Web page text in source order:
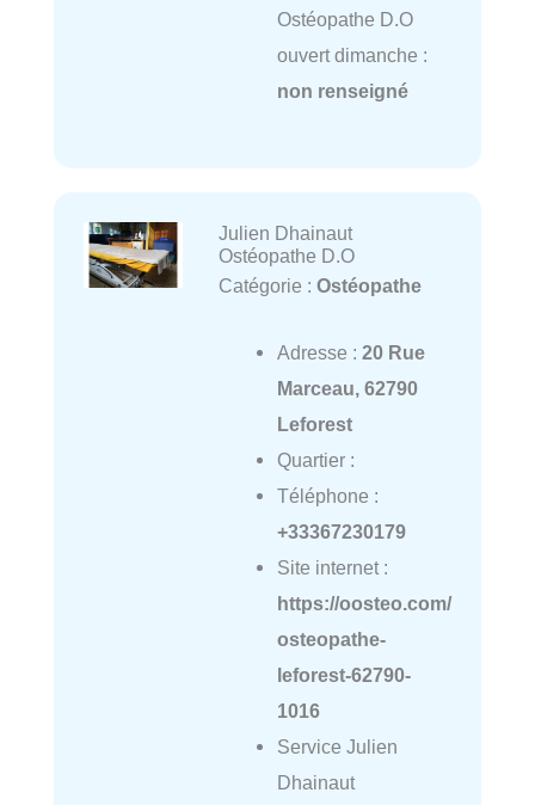
Ostéopathe D.O
ouvert dimanche :
non renseigné
Julien Dhainaut
Ostéopathe D.O
Catégorie : Ostéopathe
Adresse : 20 Rue
Marceau, 62790
Leforest
Quartier :
Téléphone :
+33367230179
Site internet :
https://oosteo.com/
osteopathe-
leforest-62790-
1016
Service Julien
Dhainaut